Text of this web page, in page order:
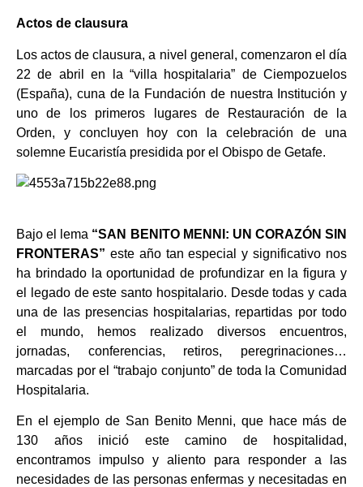
Actos de clausura
Los actos de clausura, a nivel general, comenzaron el día
22 de abril en la “villa hospitalaria” de Ciempozuelos
(España), cuna de la Fundación de nuestra Institución y
uno de los primeros lugares de Restauración de la
Orden, y concluyen hoy con la celebración de una
solemne Eucaristía presidida por el Obispo de Getafe.
Bajo el lema “SAN BENITO MENNI: UN CORAZÓN SIN
FRONTERAS” este año tan especial y significativo nos
ha brindado la oportunidad de profundizar en la figura y
el legado de este santo hospitalario. Desde todas y cada
una de las presencias hospitalarias, repartidas por todo
el mundo, hemos realizado diversos encuentros,
jornadas, conferencias, retiros, peregrinaciones…
marcadas por el “trabajo conjunto” de toda la Comunidad
Hospitalaria.
En el ejemplo de San Benito Menni, que hace más de
130 años inició este camino de hospitalidad,
encontramos impulso y aliento para responder a las
necesidades de las personas enfermas y necesitadas en